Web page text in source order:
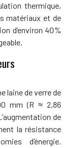
thermique,
matériaux et de
d’environ 40%
laine de verre de
mm (R ≈ 2,86
de
la résistance
d’énergie.